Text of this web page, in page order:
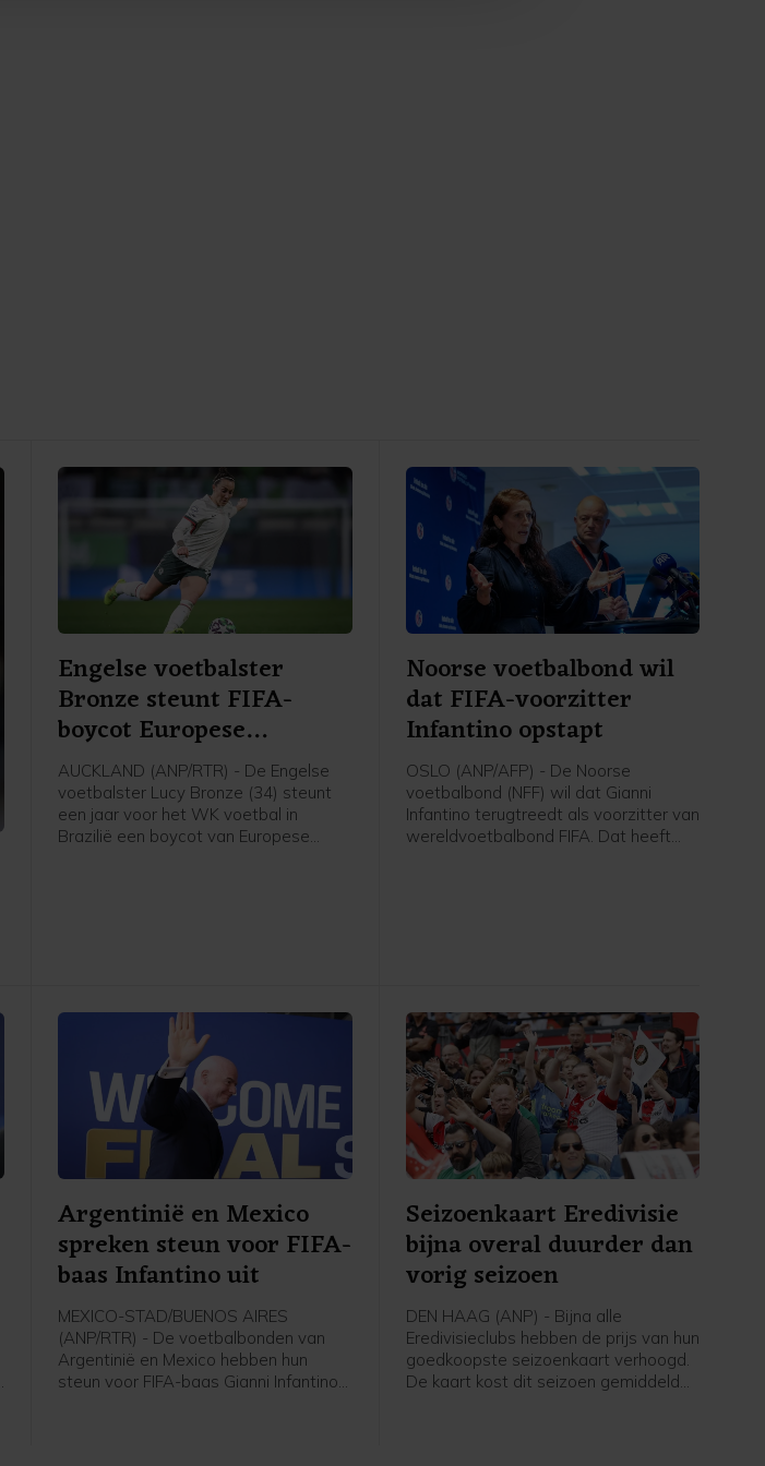
Engelse voetbalster
Bronze steunt FIFA-
boycot Europese
speelsters
AUCKLAND (ANP/RTR) - De Engelse
voetbalster Lucy Bronze (34) steunt
een jaar voor het WK voetbal in
Brazilië een boycot van Europese
voor onze sport. Als dat betekent dat
we sommige competities moeten
boycotten, dan moet dat gebeuren",
aldus Bronze in aanloop van een
oefenduel met Chelsea in Nieuw-
Zeeland tegen Auckland.
Noorse voetbalbond wil
dat FIFA-voorzitter
Infantino opstapt
OSLO (ANP/AFP) - De Noorse
voetbalbond (NFF) wil dat Gianni
Infantino terugtreedt als voorzitter van
wereldvoetbalbond FIFA. Dat heeft
Argentinië en Mexico
spreken steun voor FIFA-
baas Infantino uit
MEXICO-STAD/BUENOS AIRES
(ANP/RTR) - De voetbalbonden van
Argentinië en Mexico hebben hun
steun voor FIFA-baas Gianni Infantino
Seizoenkaart Eredivisie
bijna overal duurder dan
vorig seizoen
DEN HAAG (ANP) - Bijna alle
Eredivisieclubs hebben de prijs van hun
goedkoopste seizoenkaart verhoogd.
De kaart kost dit seizoen gemiddeld